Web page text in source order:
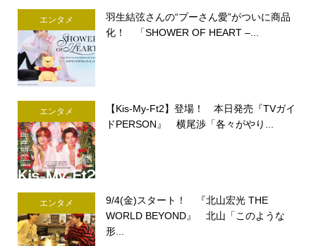
エンタメ
羽生結弦さんの“プーさん愛”がついに商品
化！ 「SHOWER OF HEART –...
エンタメ
【Kis-My-Ft2】登場！ 本日発売『TVガイ
ドPERSON』 横尾渉「各々がやり...
エンタメ
9/4(金)スタート！ 『北山宏光 THE
WORLD BEYOND』 北山「このような
形...